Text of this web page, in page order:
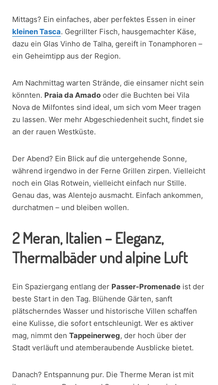
Mittags? Ein einfaches, aber perfektes Essen in einer
kleinen Tasca. Gegrillter Fisch, hausgemachter Käse,
dazu ein Glas Vinho de Talha, gereift in Tonamphoren –
ein Geheimtipp aus der Region.
Am Nachmittag warten Strände, die einsamer nicht sein
könnten. Praia da Amado oder die Buchten bei Vila
Nova de Milfontes sind ideal, um sich vom Meer tragen
zu lassen. Wer mehr Abgeschiedenheit sucht, findet sie
an der rauen Westküste.
Der Abend? Ein Blick auf die untergehende Sonne,
während irgendwo in der Ferne Grillen zirpen. Vielleicht
noch ein Glas Rotwein, vielleicht einfach nur Stille.
Genau das, was Alentejo ausmacht. Einfach ankommen,
durchatmen – und bleiben wollen.
2Meran, Italien – Eleganz,
Thermalbäder und alpine Luft
Ein Spaziergang entlang der Passer-Promenade ist der
beste Start in den Tag. Blühende Gärten, sanft
plätscherndes Wasser und historische Villen schaffen
eine Kulisse, die sofort entschleunigt. Wer es aktiver
mag, nimmt den Tappeinerweg, der hoch über der
Stadt verläuft und atemberaubende Ausblicke bietet.
Danach? Entspannung pur. Die Therme Meran ist mit